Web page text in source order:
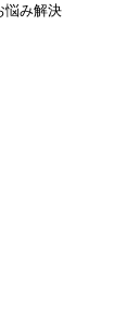
悩み解決